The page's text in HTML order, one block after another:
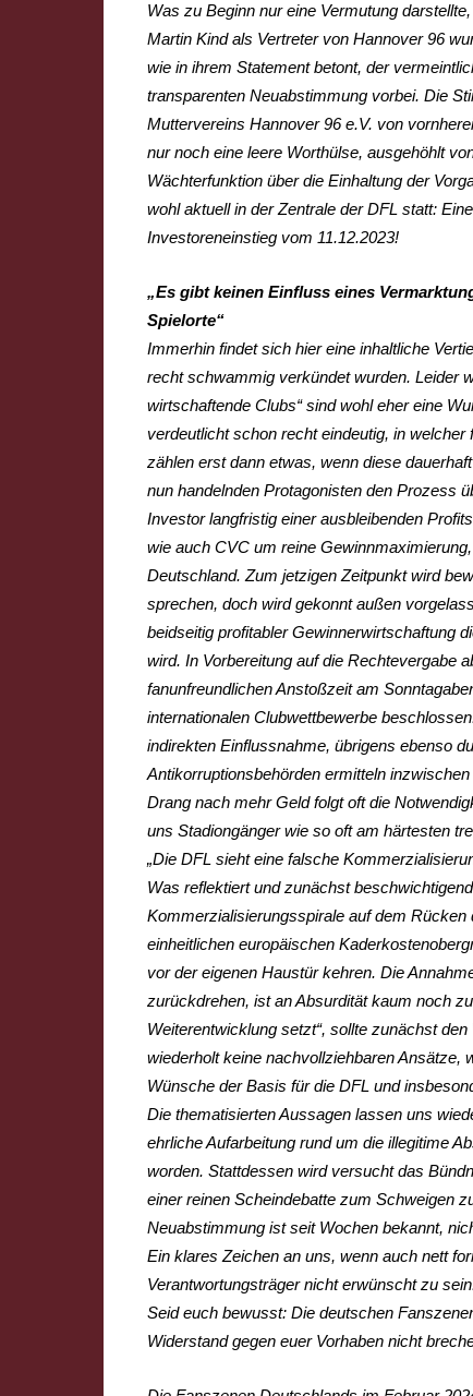
Was zu Beginn nur eine Vermutung
Martin Kind als Vertreter von Hannover 96
wie in ihrem Statement betont, der
transparenten Neuabstimmung vorbei. Die
Muttervereins Hannover 96 e.V. von
nur noch eine leere Worthülse, ausgehöhlt
Wächterfunktion über die Einhaltung der
wohl aktuell in der Zentrale der DFL statt:
Investoreneinstieg vom 11.12.2023!
„Es gibt keinen Einfluss eines
Spielorte“
Immerhin findet sich hier eine inhaltliche
recht schwammig verkündet wurden. Leider
wirtschaftende Clubs“ sind wohl eher eine
verdeutlicht schon recht eindeutig, in
zählen erst dann etwas, wenn diese
nun handelnden Protagonisten den Prozess
Investor langfristig einer ausbleibenden
wie auch CVC um reine
Deutschland. Zum jetzigen Zeitpunkt wird
sprechen, doch wird gekonnt außen
beidseitig profitabler Gewinnerwirtschaftung
wird. In Vorbereitung auf die Rechtevergabe
fanunfreundlichen Anstoßzeit am
internationalen Clubwettbewerbe
indirekten Einflussnahme, übrigens ebenso
Antikorruptionsbehörden ermitteln
Drang nach mehr Geld folgt oft die
uns Stadiongänger wie so oft am härtesten
„Die DFL sieht eine falsche
Was reflektiert und zunächst
Kommerzialisierungsspirale auf dem
einheitlichen europäischen
vor der eigenen Haustür kehren. Die
zurückdrehen, ist an Absurdität kaum noch
Weiterentwicklung setzt“, sollte zunächst
wiederholt keine nachvollziehbaren
Wünsche der Basis für die DFL und
Die thematisierten Aussagen lassen uns
ehrliche Aufarbeitung rund um die illegitime
worden. Stattdessen wird versucht das
einer reinen Scheindebatte zum Schweigen
Neuabstimmung ist seit Wochen bekannt,
Ein klares Zeichen an uns, wenn auch nett
Verantwortungsträger nicht erwünscht zu
Seid euch bewusst: Die deutschen
Widerstand gegen euer Vorhaben nicht